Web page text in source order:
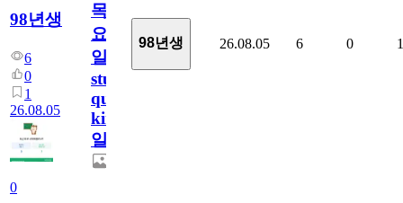
98년생
6
0
1
26.08.05
0
목
요
일/English
study
quiz
king772
일
98년생 26.08.05 6 0 1